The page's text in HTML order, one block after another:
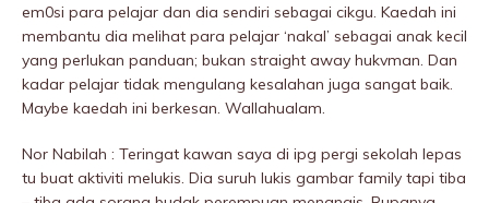
em0si para pelajar dan dia sendiri sebagai cikgu. Kaedah ini
membantu dia melihat para pelajar ‘nakal’ sebagai anak kecil
yang perIukan panduan; bukan straight away hukvman. Dan
kadar pelajar tidak mengulang kesalahan juga sangat baik.
Maybe kaedah ini berkesan. Wallahualam.
Nor Nabilah : Teringat kawan saya di ipg pergi sekolah lepas
tu buat aktiviti melukis. Dia suruh lukis gambar family tapi tiba